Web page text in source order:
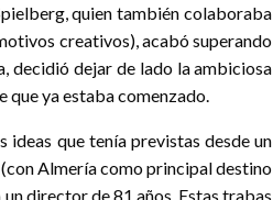
quien también colaboraba
creativos), acabó superando
decidió dejar de lado la ambiciosa
que ya estaba comenzado.
que tenía previstas desde un
Almería como principal destino
director de 81 años. Estas trabas